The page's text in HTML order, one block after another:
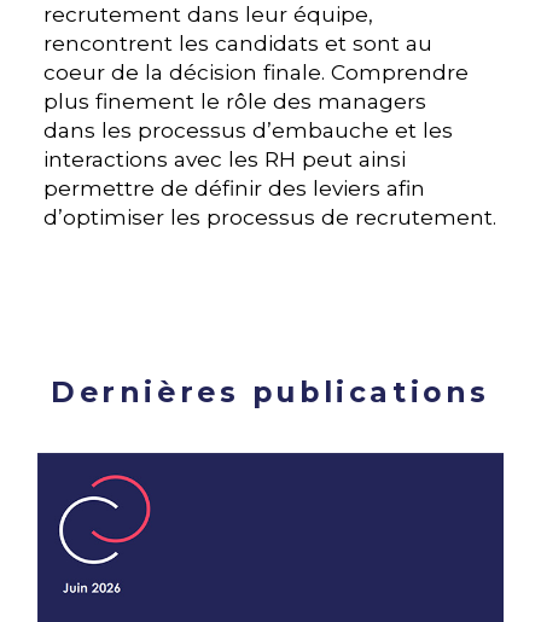
recrutement dans leur équipe,
rencontrent les candidats et sont au
coeur de la décision finale. Comprendre
plus finement le rôle des managers
dans les processus d’embauche et les
interactions avec les RH peut ainsi
permettre de définir des leviers afin
d’optimiser les processus de recrutement.
Dernières publications